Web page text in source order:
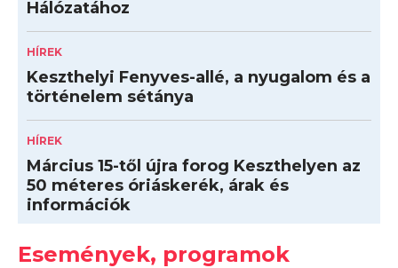
Hálózatához
HÍREK
Keszthelyi Fenyves-allé, a nyugalom és a
történelem sétánya
HÍREK
Március 15-től újra forog Keszthelyen az
50 méteres óriáskerék, árak és
információk
Események, programok